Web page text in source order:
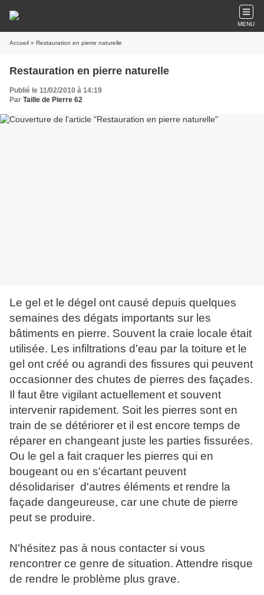
MENU
Accueil » Restauration en pierre naturelle
Restauration en pierre naturelle
Publié le 11/02/2010 à 14:19
Par Taille de Pierre 62
Le gel et le dégel ont causé depuis quelques
semaines des dégats importants sur les
bâtiments en pierre. Souvent la craie locale était
utilisée. Les infiltrations d'eau par la toiture et le
gel ont créé ou agrandi des fissures qui peuvent
occasionner des chutes de pierres des façades.
Il faut être vigilant actuellement et souvent
intervenir rapidement. Soit les pierres sont en
train de se détériorer et il est encore temps de
réparer en changeant juste les parties fissurées.
Ou le gel a fait craquer les pierres qui en
bougeant ou en s'écartant peuvent
désolidariser d'autres éléments et rendre la
façade dangeureuse, car une chute de pierre
peut se produire.
N'hésitez pas à nous contacter si vous
rencontrer ce genre de situation. Attendre risque
de rendre le problème plus grave.